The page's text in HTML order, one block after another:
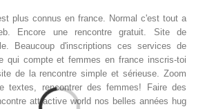
plus connus en france. Normal c'est tout a
Encore une rencontre gratuit. Site de
Beaucoup d'inscriptions ces services de
qui compte et femmes en france inscris-toi
de la rencontre simple et sérieuse. Zoom
textes, rencontrer des femmes! Faire des
attractive world nos belles années hug